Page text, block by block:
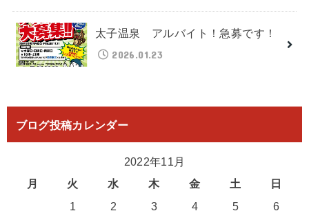
太子温泉 アルバイト！急募です！
2026.01.23
ブログ投稿カレンダー
2022年11月
月
火 水 木 金 土
日
1
2 3 4 5
6